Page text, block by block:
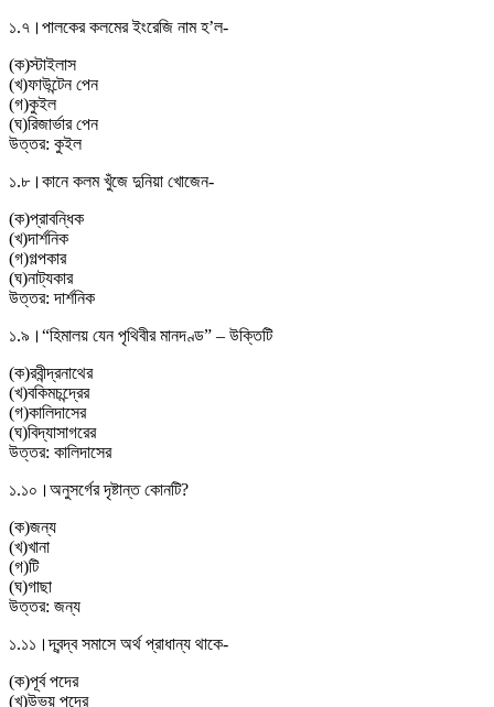
১.৭। পালকের কলমের ইংরেজি নাম হ’ল-
(ক)স্টাইলাস
(খ)ফাউন্টেন পেন
(গ)কুইল
(ঘ)রিজার্ভার পেন
উত্তর: কুইল
১.৮। কানে কলম খুঁজে দুনিয়া খোজেন-
(ক)প্রাবন্ধিক
(খ)দার্শনিক
(গ)গল্পকার
(ঘ)নাট্যকার
উত্তর:দার্শনিক
১.৯। “হিমালয় যেন পৃথিবীর মানদণ্ড” – উক্তিটি
(ক)রবীন্দ্রনাথের
(খ)বকিমচন্দ্রের
(গ)কালিদাসের
(ঘ)বিদ্যাসাগরের
উত্তর: কালিদাসের
১.১০। অনুসর্গের দৃষ্টান্ত কোনটি?
(ক)জন্য
(খ)খানা
(গ)টি
(ঘ)গাছা
উত্তর: জন্য
১.১১।দ্বন্দ্ব সমাসে অর্থ প্রাধান্য থাকে-
(ক)পূর্ব পদের
(খ)উভয় পদের